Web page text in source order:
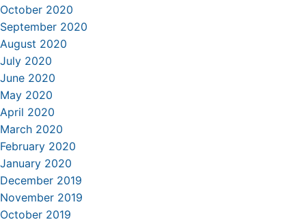
October 2020
September 2020
August 2020
July 2020
June 2020
May 2020
April 2020
March 2020
February 2020
January 2020
December 2019
November 2019
October 2019